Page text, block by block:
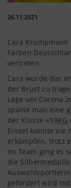
26.11.2021
Cara
Farben
vertreten.
Cara wurde das
der Brust zu
Lage um Corona
spürte man eine
der Klasse +59KG
Einzel konnte sie
erkämpfen, trotz
Im Team ging es
die
gefördert wird